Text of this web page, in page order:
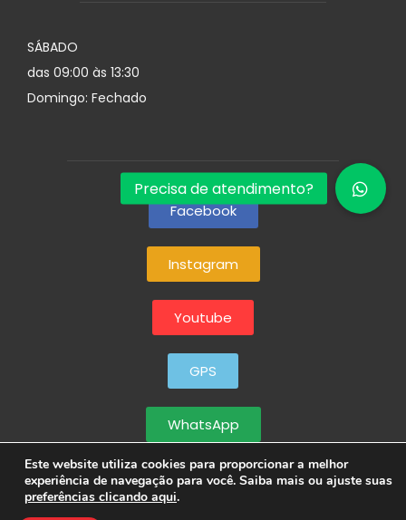
SÁBADO
das 09:00 às 13:30
Domingo: Fechado
Facebook
Instagram
Youtube
GPS
WhatsApp
Este website utiliza cookies para proporcionar a melhor
experiência de navegação para você. Saiba mais ou ajuste suas
preferências clicando aqui.